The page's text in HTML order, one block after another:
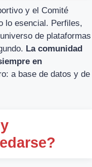
y el Comité
lo esencial. Perfiles,
de plataformas
La comunidad
en
a base de datos y de